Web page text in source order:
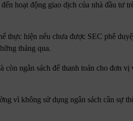
hoạt động giao dịch của nhà đầu tư
thực hiện nếu chưa được SEC phê
tháng qua.
ngân sách để thanh toán cho đơn vị
vì không sử dụng ngân sách cần sự